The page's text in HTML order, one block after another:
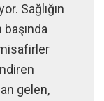
Sağlığın
gelen,